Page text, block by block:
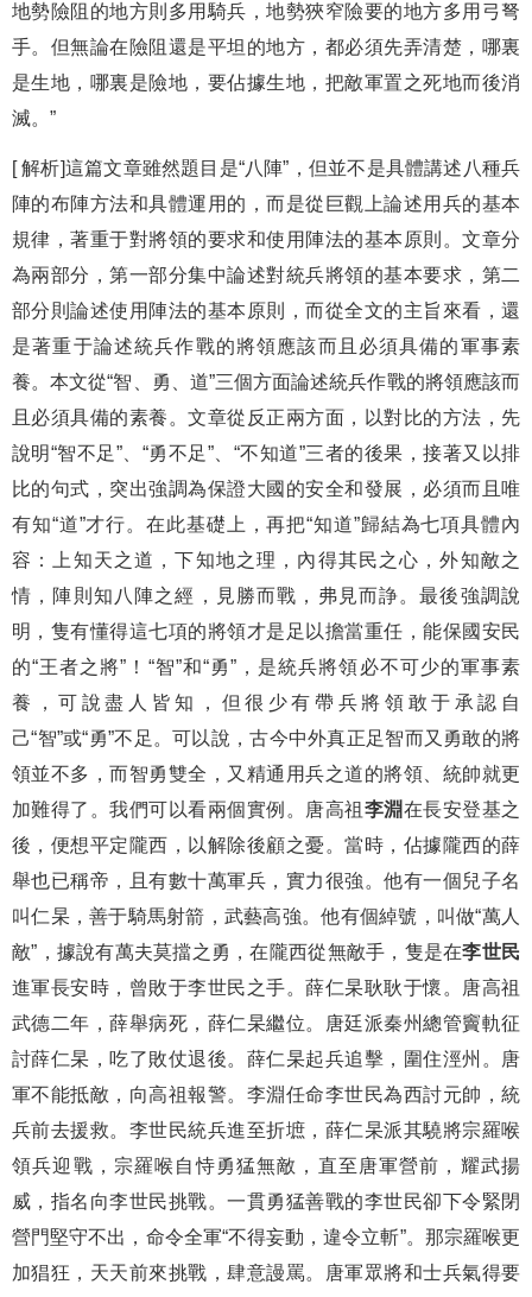
地勢險阻的地方則多用騎兵，地勢狹窄險要的地方多用弓弩
手。但無論在險阻還是平坦的地方，都必須先弄清楚，哪裏
是生地，哪裏是險地，要佔據生地，把敵軍置之死地而後消
滅。”
[ 解析]這篇文章雖然題目是“八陣”，但並不是具體講述八種兵
陣的布陣方法和具體運用的，而是從巨觀上論述用兵的基本
規律，著重于對將領的要求和使用陣法的基本原則。文章分
為兩部分，第一部分集中論述對統兵將領的基本要求，第二
部分則論述使用陣法的基本原則，而從全文的主旨來看，還
是著重于論述統兵作戰的將領應該而且必須具備的軍事素
養。本文從“智、勇、道”三個方面論述統兵作戰的將領應該而
且必須具備的素養。文章從反正兩方面，以對比的方法，先
說明“智不足”、“勇不足”、“不知道”三者的後果，接著又以排
比的句式，突出強調為保證大國的安全和發展，必須而且唯
有知“道”才行。在此基礎上，再把“知道”歸結為七項具體內
容：上知天之道，下知地之理，內得其民之心，外知敵之
情，陣則知八陣之經，見勝而戰，弗見而諍。最後強調說
明，隻有懂得這七項的將領才是足以擔當重任，能保國安民
的“王者之將”！“智”和“勇”，是統兵將領必不可少的軍事素
養，可說盡人皆知，但很少有帶兵將領敢于承認自
己“智”或“勇”不足。可以說，古今中外真正足智而又勇敢的將
領並不多，而智勇雙全，又精通用兵之道的將領、統帥就更
加難得了。我們可以看兩個實例。唐高祖 李淵在長安登基之
後，便想平定隴西，以解除後顧之憂。當時，佔據隴西的薛
舉也已稱帝，且有數十萬軍兵，實力很強。他有一個兒子名
叫仁杲，善于騎馬射箭，武藝高強。他有個綽號，叫做“萬人
敵”，據說有萬夫莫擋之勇，在隴西從無敵手，隻是在李世民
進軍長安時，曾敗于李世民之手。薛仁杲耿耿于懷。唐高祖
武德二年，薛舉病死，薛仁杲繼位。唐廷派秦州總管竇軌征
討薛仁杲，吃了敗仗退後。薛仁杲起兵追擊，圍住涇州。唐
軍不能抵敵，向高祖報警。李淵任命李世民為西討元帥，統
兵前去援救。李世民統兵進至折墌，薛仁杲派其驍將宗羅喉
領兵迎戰，宗羅喉自恃勇猛無敵，直至唐軍營前，耀武揚
威，指名向李世民挑戰。一貫勇猛善戰的李世民卻下令緊閉
營門堅守不出，命令全軍“不得妄動，違令立斬”。那宗羅喉更
加猖狂，天天前來挑戰，肆意謾罵。唐軍眾將和士兵氣得要